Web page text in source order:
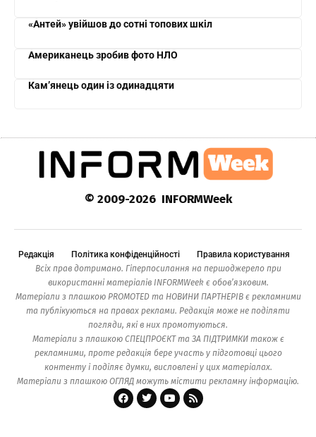
«Антей» увійшов до сотні топових шкіл
Американець зробив фото НЛО
Кам’янець один із одинадцяти
© 2009-2026 INFORMWeek
Редакція Політика конфіденційності
Правила користування
Всіх прав дотримано. Гіперпосилання на першоджерело при
використанні матеріалів INFORMWeek є обов’язковим.
Матеріали з плашкою PROMOTED та НОВИНИ ПАРТНЕРІВ є рекламними
та публікуються на правах реклами. Редакція може не поділяти
погляди, які в них промотуються.
Матеріали з плашкою СПЕЦПРОЄКТ та ЗА ПІДТРИМКИ також є
рекламними, проте редакція бере участь у підготовці цього
контенту і поділяє думки, висловлені у цих матеріалах.
Матеріали з плашкою ОГЛЯД можуть містити рекламну інформацію.